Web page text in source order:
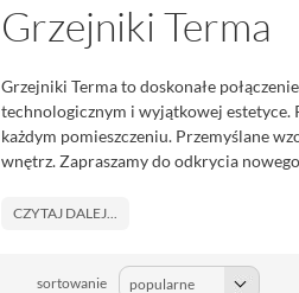
Grzejniki Terma
Grzejniki Terma to doskonałe
technologicznym i wyjątkowej estetyce.
każdym pomieszczeniu. Przemyślane
wnętrz. Zapraszamy do odkrycia
CZYTAJ DALEJ...
sortowanie